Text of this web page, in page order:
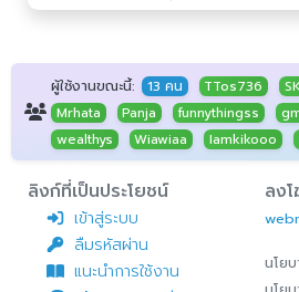
ผู้ใช้งานขณะนี้: 13 คน TTos736
Mrhata
Panja funnythingss
wealthys
Wiawiaa Iamkikooo
ลิงก์ที่เป็นประโยชน์
เข้าสู่ระบบ
ลืมรหัสผ่าน
แนะนำการใช้งาน
ลง
นโย